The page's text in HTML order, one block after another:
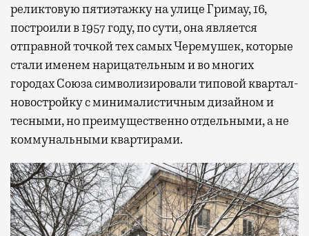
реликтовую пятиэтажку на улице Гримау, 16,
построили в 1957 году, по сути, она является
отправной точкой тех самых Черемушек, которые
стали именем нарицательным и во многих
городах Союза символизировали типовой квартал-
новостройку с минималистичным дизайном и
тесными, но преимущественно отдельными, а не
коммунальными квартирами.